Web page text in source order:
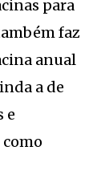
para
faz
anual
a de
e